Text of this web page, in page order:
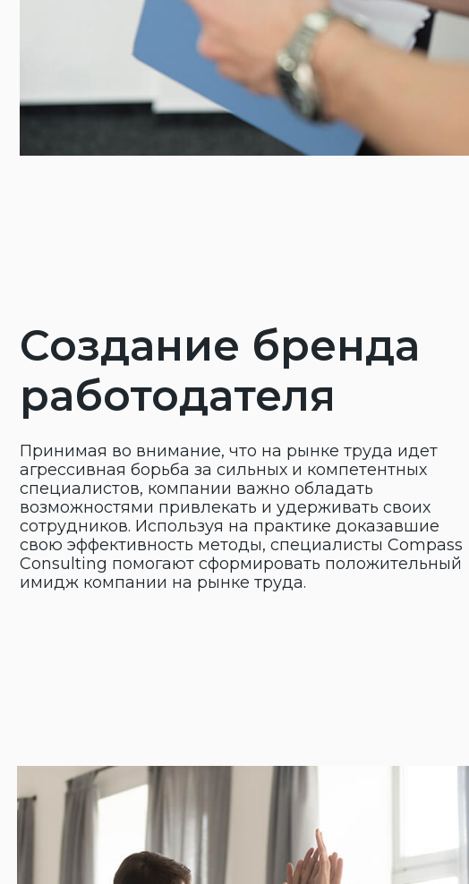
Создание бренда
Consulting помогают сформировать положительный
имидж компании на рынке труда.